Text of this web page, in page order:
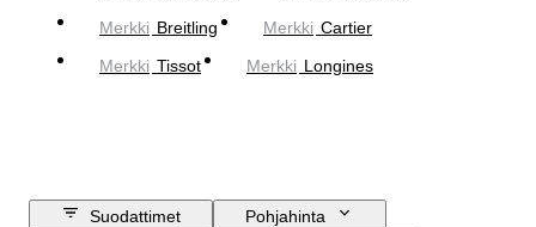
Merkki Breitling Merkki Cartier
Merkki Tissot Merkki Longines
Suodattimet
Pohjahinta